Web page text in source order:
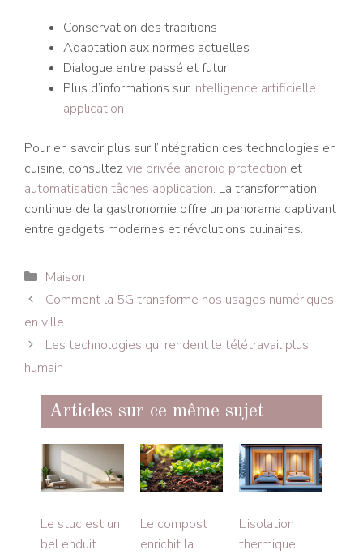
Conservation des traditions
Adaptation aux normes actuelles
Dialogue entre passé et futur
Plus d’informations sur intelligence artificielle
application
Pour en savoir plus sur l’intégration des technologies en
cuisine, consultezvie privée android protection et
automatisation tâches application. La transformation
continue de la gastronomie offre un panorama captivant
entre gadgets modernes et révolutions culinaires.
Catégories
Maison
Comment la 5G transforme nos usages numériques
en ville
Les technologies qui rendent le télétravail plus
humain
Articles sur ce même sujet
Le stuc est un
bel enduit
Le compost
enrichit la
L’isolation
thermique